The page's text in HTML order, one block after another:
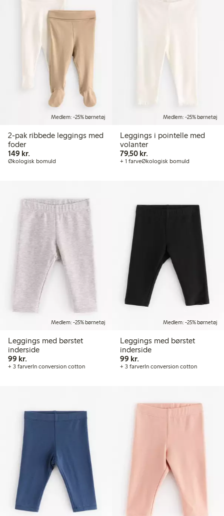
Medlem: -25% børnetøj
2-pak ribbede leggings med
foder
149 kr.
Økologisk bomuld
Medlem: -25% børnetøj
Leggings i pointelle med
volanter
79,50 kr.
+ 1 farveØkologisk bomuld
Medlem: -25% børnetøj
Leggings med børstet
inderside
99 kr.
+ 3 farverIn conversion cotton
Medlem: -25% børnetøj
Leggings med børstet
inderside
99 kr.99,00 kr.
+ 3 farverIn conversion cotton